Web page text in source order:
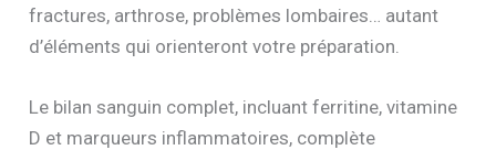
fractures, arthrose, problèmes lombaires… autant
d’éléments qui orienteront votre préparation.
Le bilan sanguin complet, incluant ferritine, vitamine
D et marqueurs inflammatoires, complète